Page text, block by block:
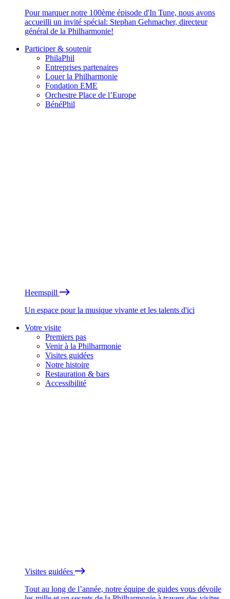
Pour marquer notre 100ème épisode d'In Tune, nous avons
accueilli un invité spécial: Stephan Gehmacher, directeur
général de la Philharmonie!
Participer & soutenir
PhilaPhil
Entreprises partenaires
Louer la Philharmonie
Fondation EME
Orchestre Place de l’Europe
BénéPhil
Heemspill
Un espace pour la musique vivante et les talents d'ici
Votre visite
Premiers pas
Venir à la Philharmonie
Visites guidées
Notre histoire
Restauration & bars
Accessibilité
Visites guidées
Tout au long de l’année, notre équipe de guides vous dévoile